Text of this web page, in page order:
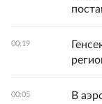
00:19
00:05
В